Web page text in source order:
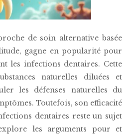
de soin alternative basée
gagne en popularité pour
les infections dentaires. Cette
naturelles diluées et
les défenses naturelles du
Toutefois, son efficacité
dentaires reste un sujet
les arguments pour et